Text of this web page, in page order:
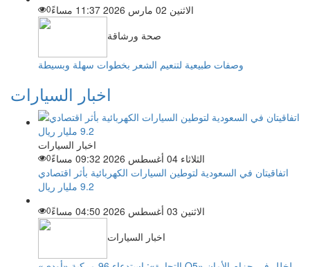
الاثنين 02 مارس 2026 11:37 مساءً
0
صحة ورشاقة
وصفات طبيعية لتنعيم الشعر بخطوات سهلة وبسيطة
اخبار السيارات
اخبار السيارات
الثلاثاء 04 أغسطس 2026 09:32 مساءً
0
اتفاقيتان في السعودية لتوطين السيارات الكهربائية بأثر اقتصادي
9.2 مليار ريال
الاثنين 03 أغسطس 2026 04:50 مساءً
0
اخبار السيارات